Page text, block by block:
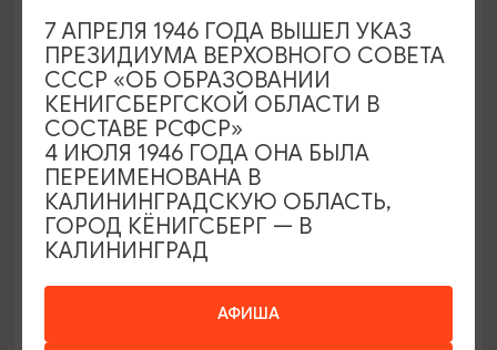
КОНЦЕРТЫ
Оркестр CAGMO: Хор Русского Рока
при свечах
21.08.2026 19:00
Калининград, Дворец культуры железнодорожников
АФИША
7 АПРЕЛЯ 1946 ГОДА ВЫШЕЛ УКАЗ
ПРЕЗИДИУМА ВЕРХОВНОГО СОВЕТА
СССР «ОБ ОБРАЗОВАНИИ
КЕНИГСБЕРГСКОЙ ОБЛАСТИ В
СОСТАВЕ РСФСР»
4 ИЮЛЯ 1946 ГОДА ОНА БЫЛА
ПЕРЕИМЕНОВАНА В
КАЛИНИНГРАДСКУЮ ОБЛАСТЬ,
ГОРОД КЁНИГСБЕРГ — В
КАЛИНИНГРАД